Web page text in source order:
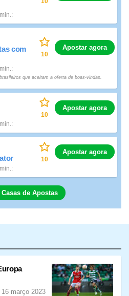
com
10
Apostar agora
que aceitam a oferta de boas-vindas.
10
Apostar agora
10
Apostar agora
de Apostas
março 2023